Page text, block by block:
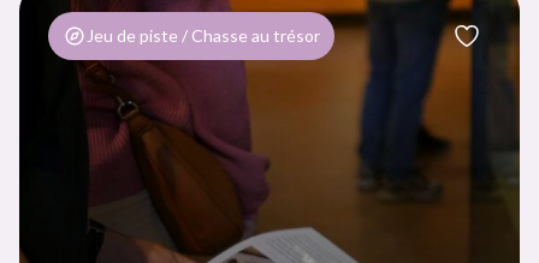
Jeu de piste / Chasse au trésor